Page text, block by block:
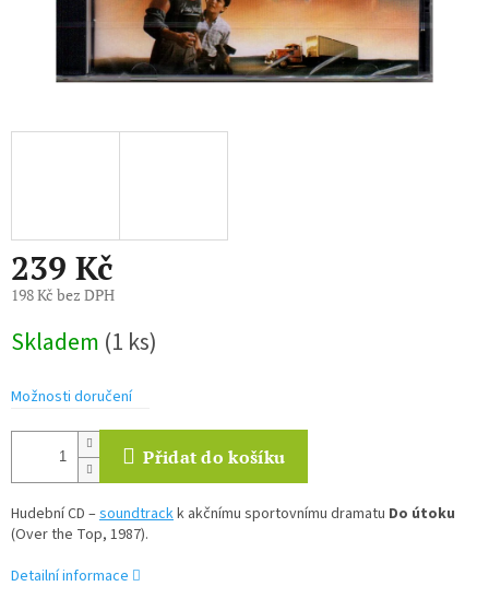
239 Kč
198 Kč bez DPH
cena:
Skladem (1 ks)
Možnosti doručení
Přidat do košíku
Hudební CD –soundtrackk akčnímu sportovnímu dramatu Do útoku
(Over the Top, 1987).
Detailní informace